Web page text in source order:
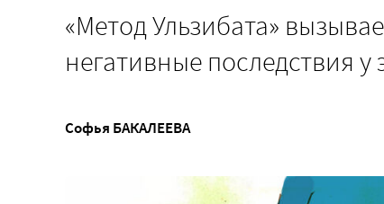
«Метод Ульзибата»
негативные последствия у
Софья БАКАЛЕЕВА